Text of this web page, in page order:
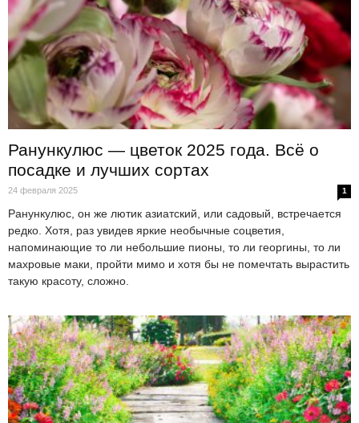
Ранункулюс — цветок 2025 года. Всё о
посадке и лучших сортах
24 февраля 2025 1
Ранункулюс, он же лютик азиатский, или садовый, встречается
редко. Хотя, раз увидев яркие необычные соцветия,
напоминающие то ли небольшие пионы, то ли георгины, то ли
махровые маки, пройти мимо и хотя бы не помечтать вырастить
такую красоту, сложно.